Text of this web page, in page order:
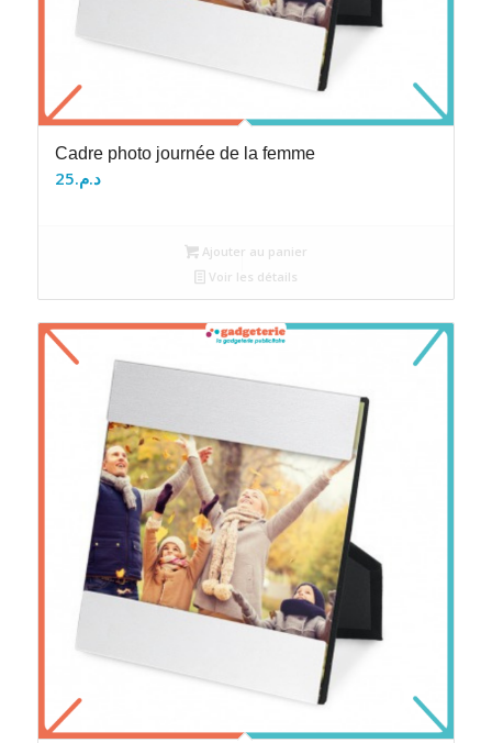
Cadre photo journée de la femme
د.م.25
Ajouter au panier
Voir les détails